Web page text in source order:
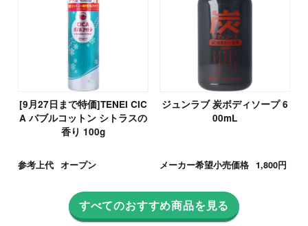
[9月27日まで特価]TENEI CIC
A バブルコットン シトラスの
香り 100g
参考上代 オープン
ジュンラブ 炭ボディソープ 6
00mL
メーカー希望小売価格 1,800円
すべてのおすすめ商品を見る